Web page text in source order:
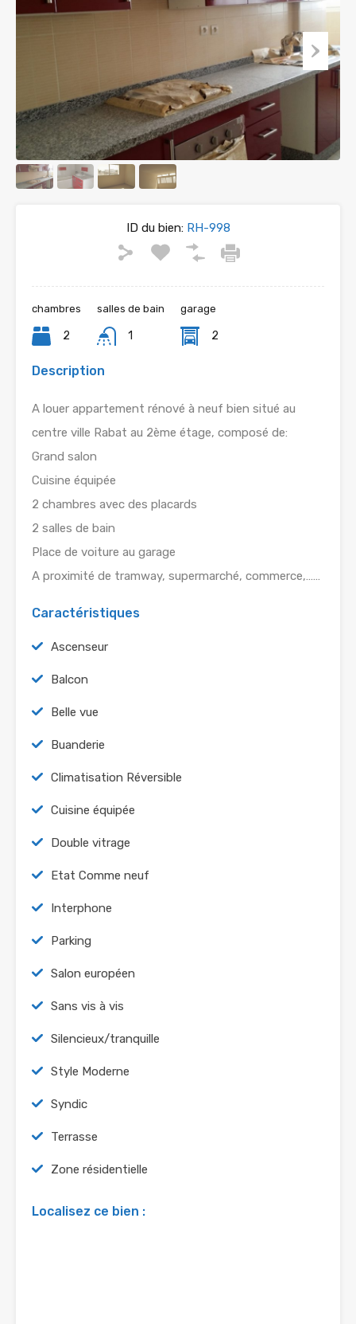
ID du bien:RH-998
chambres
2
salles de bain
1
garage
2
Description
A louer appartement rénové à neuf bien situé au
centre ville Rabat au 2ème étage, composé de:
Grand salon
Cuisine équipée
2 chambres avec des placards
2 salles de bain
Place de voiture au garage
A proximité de tramway, supermarché, commerce,……
Caractéristiques
Ascenseur
Balcon
Belle vue
Buanderie
Climatisation Réversible
Cuisine équipée
Double vitrage
Etat Comme neuf
Interphone
Parking
Salon européen
Sans vis à vis
Silencieux/tranquille
Style Moderne
Syndic
Terrasse
Zone résidentielle
Localisez ce bien :